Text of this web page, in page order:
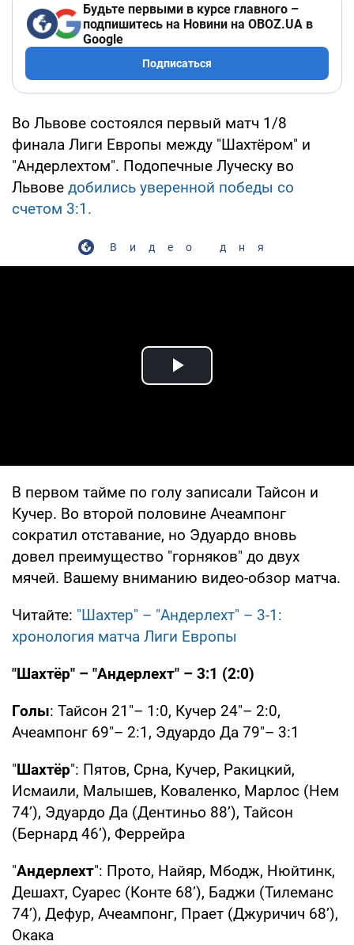
Будьте первыми в курсе главного –
подпишитесь на Новини на OBOZ.UA в
Google
Подписаться
Во Львове состоялся первый матч 1/8
финала Лиги Европы между "Шахтёром" и
"Андерлехтом". Подопечные Луческу во
Львове добились уверенной победы со
счетом 3:1.
Видео дня
Play Video
В первом тайме по голу записали Тайсон и
Кучер. Во второй половине Ачеампонг
сократил отставание, но Эдуардо вновь
довел преимущество "горняков" до двух
мячей. Вашему вниманию видео-обзор матча.
Читайте: "Шахтер" – "Андерлехт" – 3-1:
хронология матча Лиги Европы
"Шахтёр" – "Андерлехт" – 3:1 (2:0)
Голы: Тайсон 21"– 1:0, Кучер 24"– 2:0,
Ачеампонг 69"– 2:1, Эдуардо Да 79"– 3:1
"Шахтёр": Пятов, Срна, Кучер, Ракицкий,
Исмаили, Малышев, Коваленко, Марлос (Нем
74’), Эдуардо Да (Дентиньо 88’), Тайсон
(Бернард 46’), Феррейра
"Андерлехт": Прото, Найяр, Мбодж, Нюйтинк,
Дешахт, Суарес (Конте 68’), Баджи (Тилеманс
74’), Дефур, Ачеампонг, Прает (Джуричич 68’),
Окака